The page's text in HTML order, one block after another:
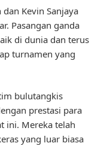
Kevin Sanjaya
Pasangan ganda
di dunia dan terus
turnamen yang
bulutangkis
prestasi para
ini. Mereka telah
yang luar biasa